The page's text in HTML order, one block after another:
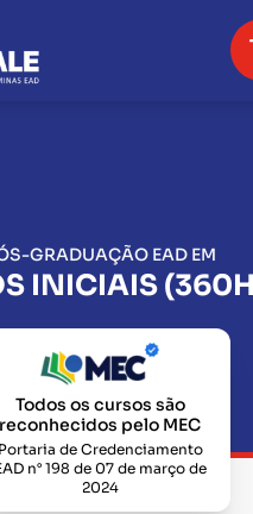
GRADUAÇÃO EAD EM
INICIAIS
Todos os cursos são
reconhecidos pelo MEC
Portaria de Credenciamento
n° 198 de 07 de março de
2024